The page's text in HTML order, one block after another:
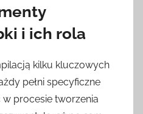
i ich rola
kilku kluczowych
pełni specyficzne
w procesie tworzenia